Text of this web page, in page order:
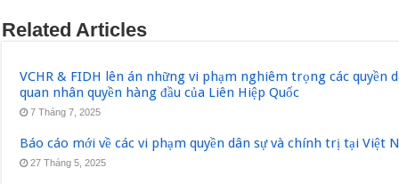
Related Articles
VCHR & FIDH lên án những vi phạm nghiêm trọng các quyền
quan nhân quyền hàng đầu của Liên Hiệp Quốc
7 Tháng 7, 2025
Báo cáo mới về các vi phạm quyền dân sự và chính trị tại Việt
27 Tháng 5, 2025